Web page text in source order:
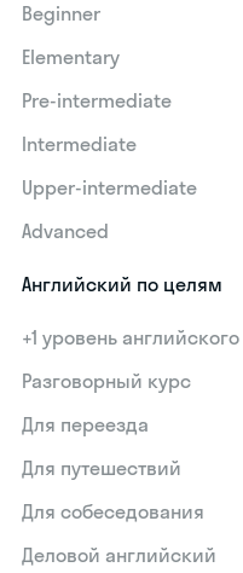
Beginner
Elementary
Pre-intermediate
Intermediate
Upper-intermediate
Advanced
Английский по целям
+1 уровень английского
Разговорный курс
Для переезда
Для путешествий
Для собеседования
Деловой английский